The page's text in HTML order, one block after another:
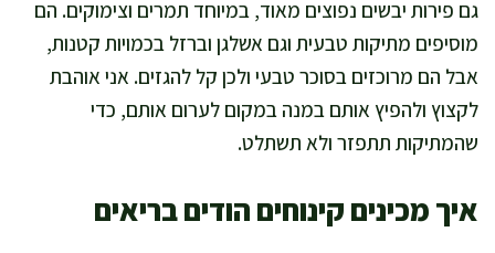
גם פירות יבשים נפוצים מאוד, במיוחד תמרים וצימוקים. הם
מוסיפים מתיקות טבעית וגם אשלגן וברזל בכמויות קטנות,
אבל הם מרוכזים בסוכר טבעי ולכן קל להגזים. אני אוהבת
לקצוץ ולהפיץ אותם במנה במקום לערום אותם, כדי
שהמתיקות תתפזר ולא תשתלט.
איך מכינים קינוחים הודים בריאים